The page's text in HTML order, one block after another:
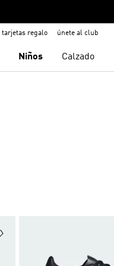
tarjetas regalo únete al club
Niños Calzado